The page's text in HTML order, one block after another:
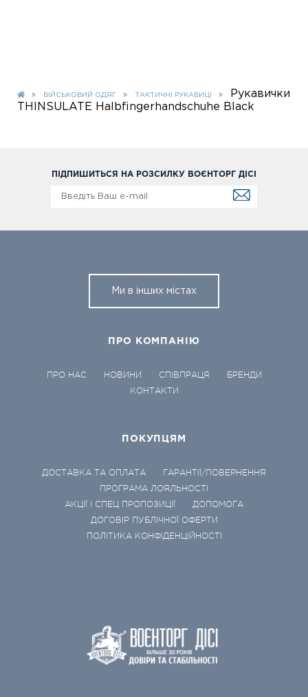
ВІЙСЬКОВИЙ ОДЯГ ТАКТИЧНІ РУКАВИЦІ
Рукавички
THINSULATE Halbfingerhandschuhe Black
ПІДПИШИТЬСЯ НА РОЗСИЛКУ ВОЄНТОРГ ДІСІ
Ми в інших містах
ПРО КОМПАНІЮ
ПРО НАС НОВИНИ СПІВПРАЦЯ
БРЕНДИ
КОНТАКТИ
ПОКУПЦЯМ
ДОСТАВКА ТА ОПЛАТА
ГАРАНТІЇ/ПОВЕРНЕННЯ
ПРОГРАМА ЛОЯЛЬНОСТІ
АКЦІЇ І СПЕЦ ПРОПОЗИЦІЇ
ДОПОМОГА
ДОГОВІР ПУБЛІЧНОЇ ОФЕРТИ
ПОЛІТИКА КОНФІДЕНЦІЙНОСТІ